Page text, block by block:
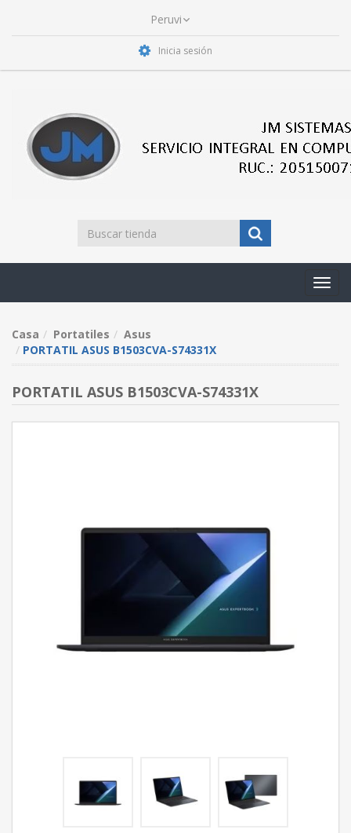
Inicia sesión
Casa Portatiles
Asus
PORTATIL ASUS B1503CVA-S74331X
PORTATIL ASUS B1503CVA-S74331X